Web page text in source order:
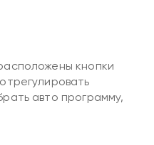
кнопки
авто программу,